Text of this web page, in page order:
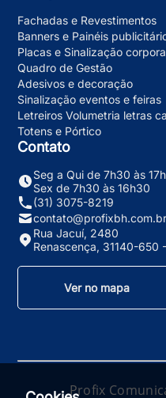
Fachadas e Revestimentos
Banners e Painéis
Placas e Sinalização
Quadro de Gestão
Adesivos e decoração
Sinalização eventos e feiras
Letreiros Volumetria letras
Totens e Pórtico
Contato
Seg a Qui de 7h30 às
Sex de 7h30 às 16h30
(31) 3075-8219
contato@profixbh.com.br
Rua Jacuí, 2480
Renascença, 31140-650
Ver no mapa
Profix